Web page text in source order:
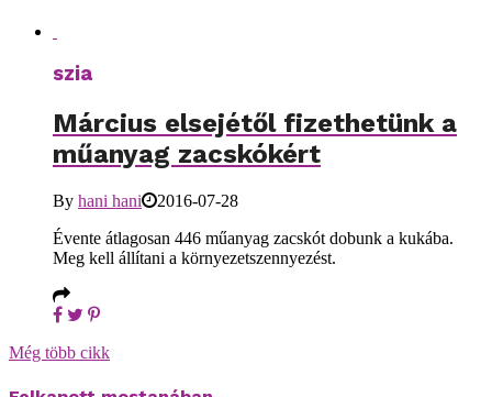
szia
Március elsejétől fizethetünk a
műanyag zacskókért
By hani hani
2016-07-28
Évente átlagosan 446 műanyag zacskót dobunk a kukába.
Meg kell állítani a környezetszennyezést.
Még több cikk